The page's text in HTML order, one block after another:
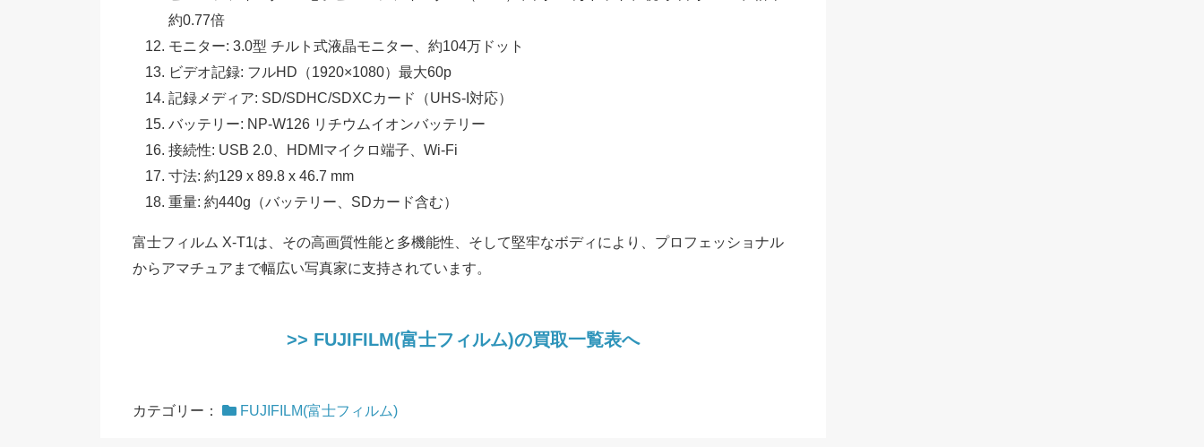
約0.77倍
モニター: 3.0型 チルト式液晶モニター、約104万ドット
ビデオ記録: フルHD（1920×1080）最大60p
記録メディア: SD/SDHC/SDXCカード（UHS-I対応）
バッテリー: NP-W126 リチウムイオンバッテリー
接続性: USB 2.0、HDMIマイクロ端子、Wi-Fi
寸法: 約129 x 89.8 x 46.7 mm
重量: 約440g（バッテリー、SDカード含む）
富士フィルム X-T1は、その高画質性能と多機能性、そして堅牢なボディにより、プロフェッショナル
からアマチュアまで幅広い写真家に支持されています。
>> FUJIFILM(富士フィルム)の買取一覧表へ
カテゴリー： FUJIFILM(富士フィルム)